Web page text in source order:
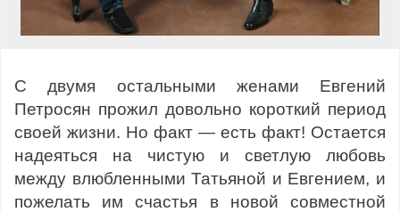
С двумя остальными женами Евгений
Петросян прожил довольно короткий период
своей жизни. Но факт — есть факт! Остается
надеяться на чистую и светлую любовь
между влюбленными Татьяной и Евгением, и
пожелать им счастья в новой совместной